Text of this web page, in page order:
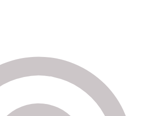
de quem está ao nosso encargo é o